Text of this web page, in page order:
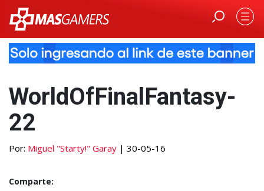
WorldOfFinalFantasy-
22
Por: Miguel "Starty!" Garay | 30-05-16
Comparte: